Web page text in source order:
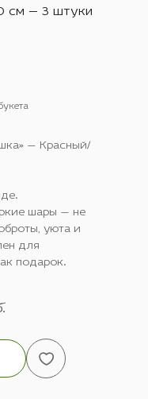
см — 3 штуки
— Красный/
шары — не
уюта и
для
подарок.